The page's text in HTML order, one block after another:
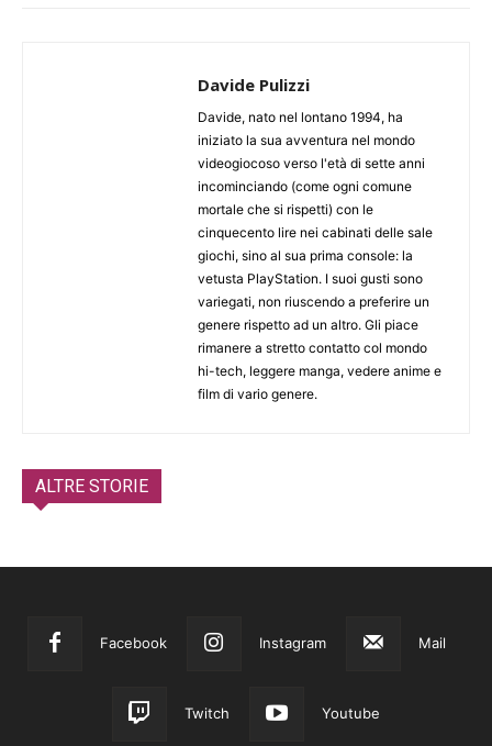
Davide Pulizzi
Davide, nato nel lontano 1994, ha
iniziato la sua avventura nel mondo
videogiocoso verso l'età di sette anni
incominciando (come ogni comune
mortale che si rispetti) con le
cinquecento lire nei cabinati delle sale
giochi, sino al sua prima console: la
vetusta PlayStation. I suoi gusti sono
variegati, non riuscendo a preferire un
genere rispetto ad un altro. Gli piace
rimanere a stretto contatto col mondo
hi-tech, leggere manga, vedere anime e
film di vario genere.
ALTRE STORIE
Facebook Instagram Mail
Twitch Youtube